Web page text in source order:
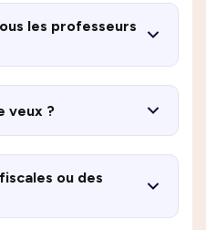
les professeurs
veux ?
ou des